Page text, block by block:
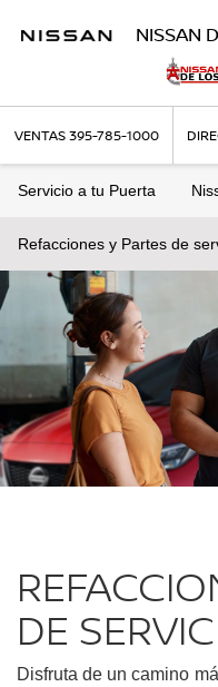
NISSAN
VENTAS395-785-1000
Servicio a tu Puerta
Refacciones y Partes de
DE
Disfruta de un camino